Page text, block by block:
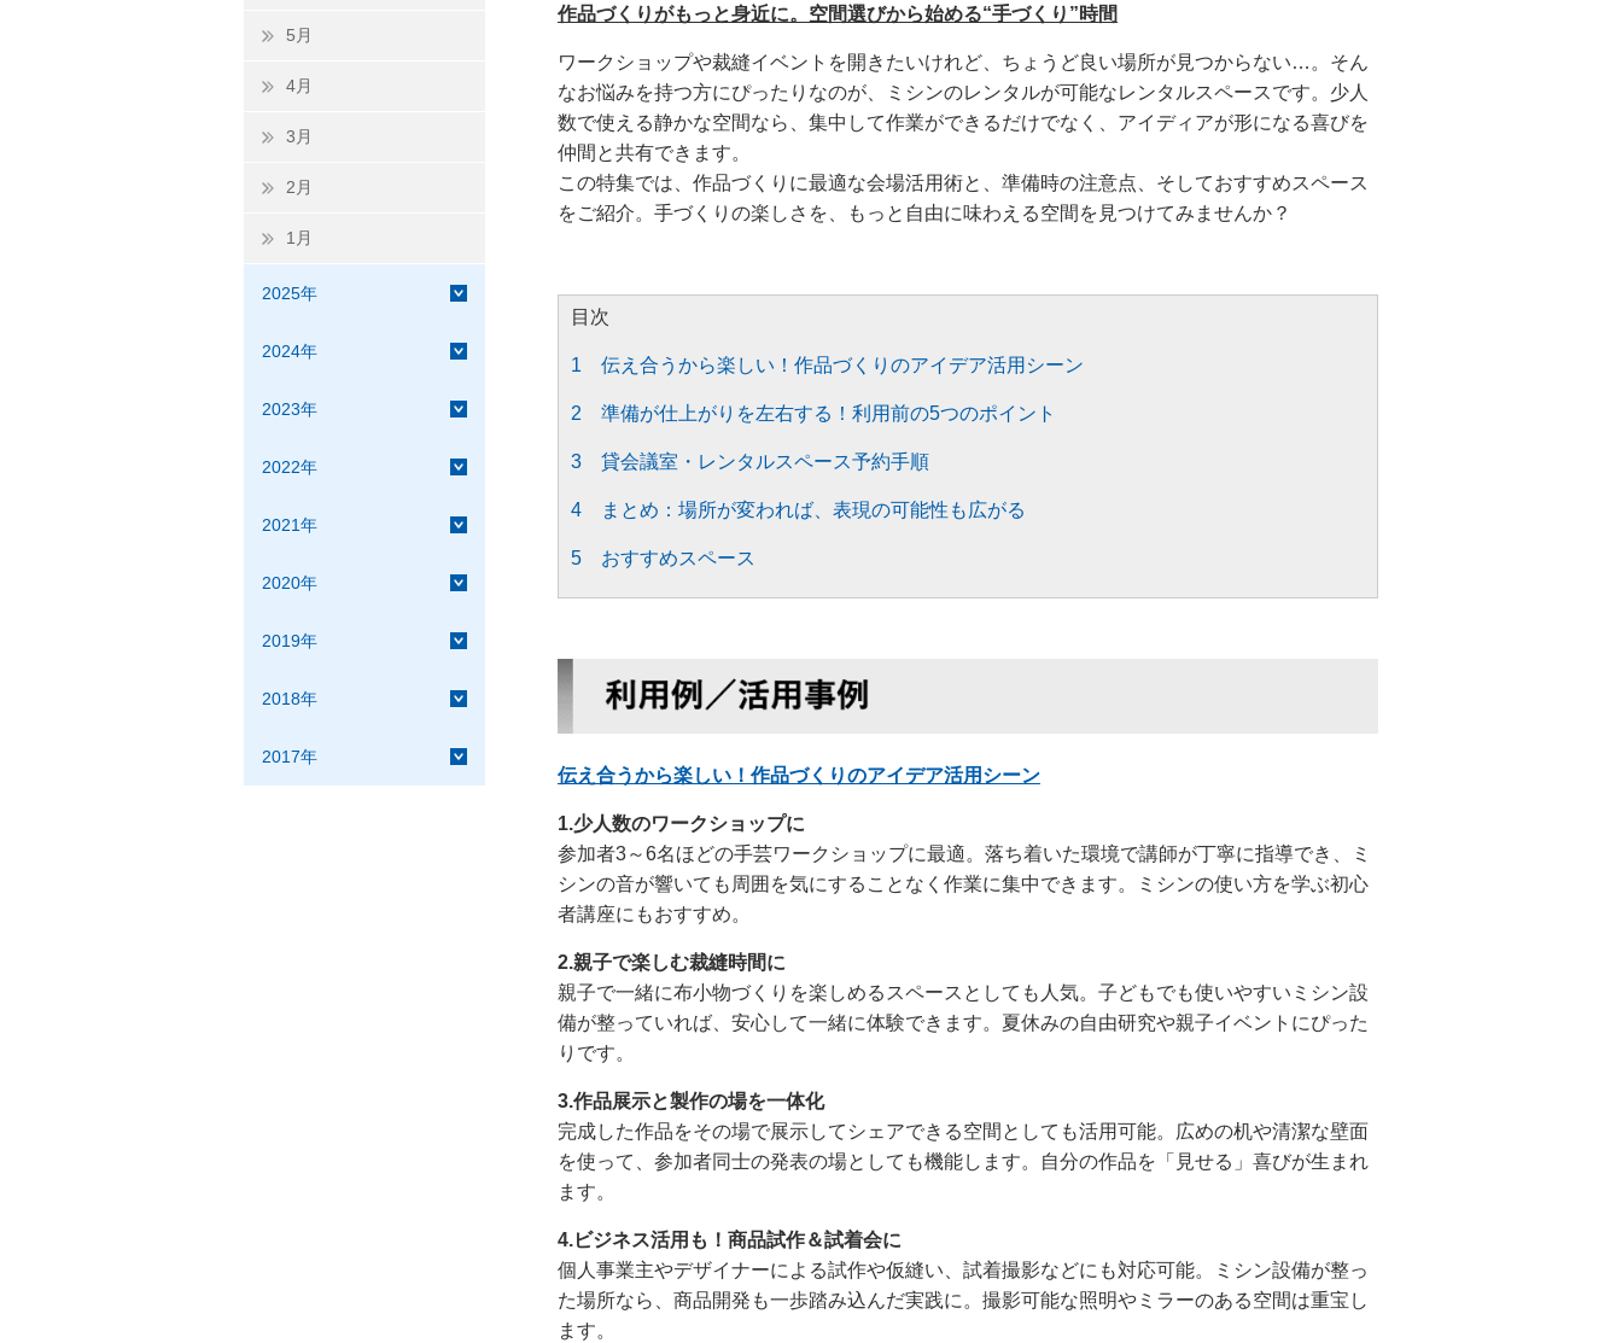
5月
4月
3月
2月
1月
2025年
2024年
2023年
2022年
2021年
2020年
2019年
2018年
2017年
作品づくりがもっと身近に。空間選びから始める“手づくり”時間
ワークショップや裁縫イベントを開きたいけれど、ちょうど良い場所が見つからない…。そん
なお悩みを持つ方にぴったりなのが、ミシンのレンタルが可能なレンタルスペースです。少人
数で使える静かな空間なら、集中して作業ができるだけでなく、アイディアが形になる喜びを
仲間と共有できます。
この特集では、作品づくりに最適な会場活用術と、準備時の注意点、そしておすすめスペース
をご紹介。手づくりの楽しさを、もっと自由に味わえる空間を見つけてみませんか？
目次
1 伝え合うから楽しい！作品づくりのアイデア活用シーン
2 準備が仕上がりを左右する！利用前の5つのポイント
3 貸会議室・レンタルスペース予約手順
4 まとめ：場所が変われば、表現の可能性も広がる
5 おすすめスペース
伝え合うから楽しい！作品づくりのアイデア活用シーン
1.少人数のワークショップに
参加者3～6名ほどの手芸ワークショップに最適。落ち着いた環境で講師が丁寧に指導でき、ミ
シンの音が響いても周囲を気にすることなく作業に集中できます。ミシンの使い方を学ぶ初心
者講座にもおすすめ。
2.親子で楽しむ裁縫時間に
親子で一緒に布小物づくりを楽しめるスペースとしても人気。子どもでも使いやすいミシン設
備が整っていれば、安心して一緒に体験できます。夏休みの自由研究や親子イベントにぴった
りです。
3.作品展示と製作の場を一体化
完成した作品をその場で展示してシェアできる空間としても活用可能。広めの机や清潔な壁面
を使って、参加者同士の発表の場としても機能します。自分の作品を「見せる」喜びが生まれ
ます。
4.ビジネス活用も！商品試作＆試着会に
個人事業主やデザイナーによる試作や仮縫い、試着撮影などにも対応可能。ミシン設備が整っ
た場所なら、商品開発も一歩踏み込んだ実践に。撮影可能な照明やミラーのある空間は重宝し
ます。